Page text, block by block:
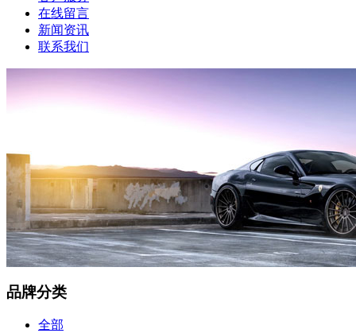
在线留言
新闻资讯
联系我们
品牌分类
全部